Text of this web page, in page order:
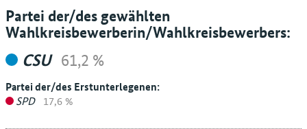
Partei der/des gewählten
Wahlkreisbewerberin/Wahlkreisbewerbers:
CSU 61,2 %
Partei der/des Erstunterlegenen:
SPD 17,6 %